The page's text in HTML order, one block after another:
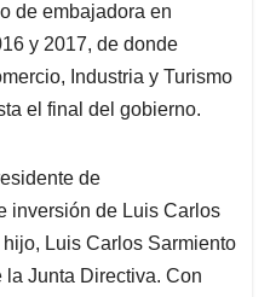
de embajadora en
y 2017, de donde
Industria y Turismo
el final del gobierno.
de
inversión de Luis Carlos
Luis Carlos Sarmiento
Junta Directiva. Con